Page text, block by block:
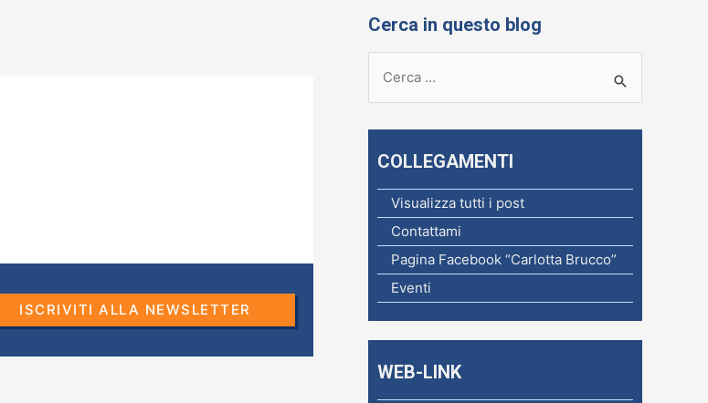
ISCRIVITI ALLA NEWSLETTER
Cerca in questo blog
:
COLLEGAMENTI
Visualizza tutti i post
Contattami
Pagina Facebook “Carlotta Brucco”
Eventi
WEB-LINK